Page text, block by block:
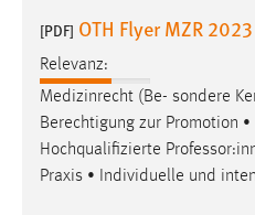
[PDF] OTH Flyer MZR 2023
Relevanz:
Medizinrecht (Be- sondere
Berechtigung zur Promotion •
Hochqualifizierte
Praxis • Individuelle und